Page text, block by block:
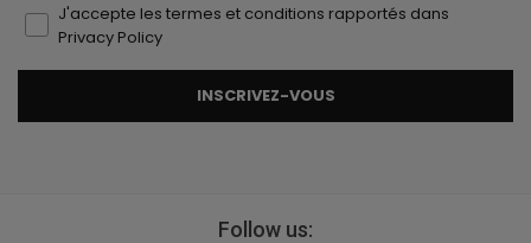
J'accepte les termes et conditions rapportés dans
Privacy Policy
INSCRIVEZ-VOUS
Follow us: